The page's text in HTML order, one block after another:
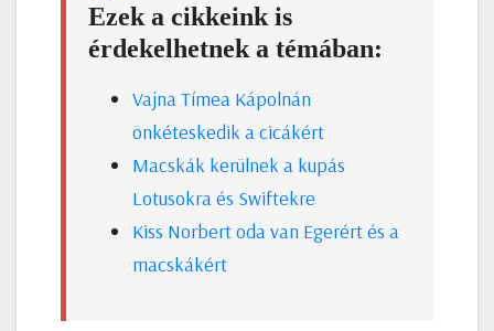
Ezek a cikkeink is
érdekelhetnek a témában:
Vajna Tímea Kápolnán
önkéteskedik a cicákért
Macskák kerülnek a kupás
Lotusokra és Swiftekre
Kiss Norbert oda van Egerért és a
macskákért